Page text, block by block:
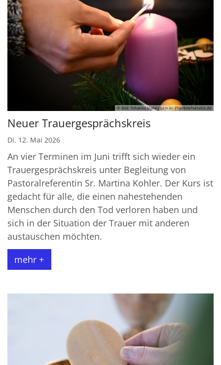
© Bild: Yohanes Vianey Lein In: Pfarrbriefservice.de
Neuer Trauergesprächskreis
Di. 12. Mai 2026
An vier Terminen im Juni trifft sich wieder ein
Trauergesprächskreis unter Begleitung von
Pastoralreferentin Sr. Martina Kohler. Der Kurs ist
gedacht für alle, die einen nahestehenden
Menschen durch den Tod verloren haben und
sich in der Situation der Trauer mit anderen
austauschen möchten.
mehr +